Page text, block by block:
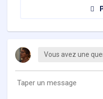
Vous avez une